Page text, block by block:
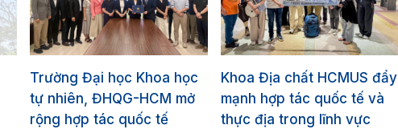
Trường Đại học Khoa học
tự nhiên, ĐHQG-HCM mở
rộng hợp tác quốc tế
Khoa Địa chất HCMUS đẩy
mạnh hợp tác quốc tế và
thực địa trong lĩnh vực